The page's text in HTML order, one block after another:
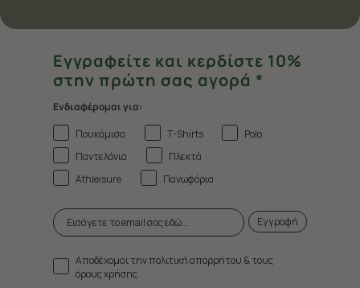
Εγγραφείτε και κερδίστε 10%
στην πρώτη σας αγορά *
Ενδιαφέρομαι για:
Πουκάμισα
T-Shirts
Polo
Παντελόνια
Πλεκτά
Athleisure
Πανωφόρια
Εγγραφή
Αποδέχομαι την πολιτική απορρήτου & τους
όρους χρήσης.